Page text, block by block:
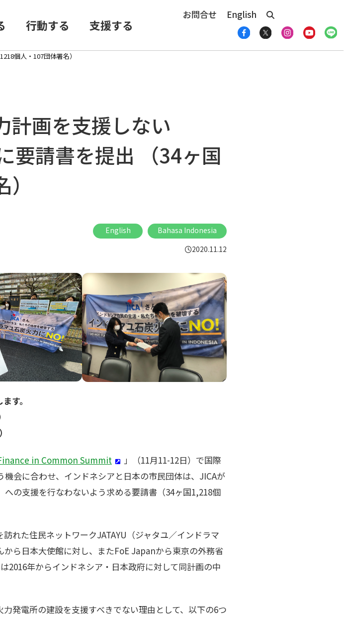
行動する 支援する
お問合せ English
個人・107団体署名）
計画を支援しない
要請書を提出 （34ヶ国
English
Bahasa Indonesia
2020.11.12
す。
in Common Summit
」（11月11-12日）で国際
会に合わせ、インドネシアと日本の市民団体は、JICAが
の支援を行なわないよう求める要請書（34ヶ国1,218個
れた住民ネットワークJATAYU（ジャタユ／インドラマ
ら日本大使館に対し、またFoE Japanから東京の外務省
2016年からインドネシア・日本政府に対して同計画の中
発電所の建設を支援すべきでない理由として、以下の6つ